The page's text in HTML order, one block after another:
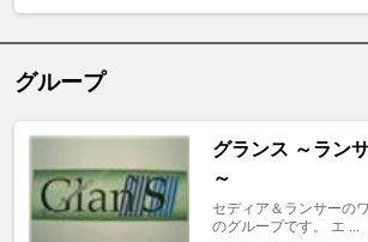
グループ
グランス ～ラン
～
セディア＆ランサーの
のグループです。 エ ...